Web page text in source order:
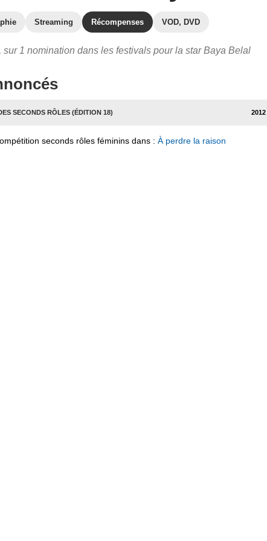
Streaming Récompenses VOD, DVD
sur 1 nomination dans les festivals pour la star Baya Belal
SECONDS RÔLES (ÉDITION 18) 2012
seconds rôles féminins dans : À perdre la raison